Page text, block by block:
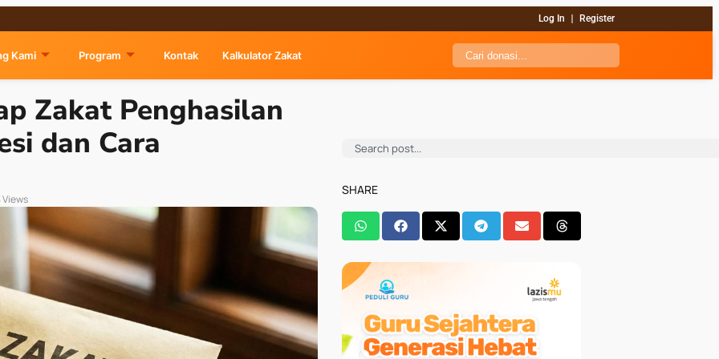
Log In Register
Kami Program Kontak Kalkulator Zakat
Zakat Penghasilan
dan Cara
Views
SHARE